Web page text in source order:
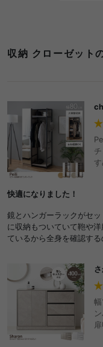
収納 クローゼット
快適になりました！
鏡とハンガーラックがセ
に収納もついていて鞄や
ているから全身を確認す